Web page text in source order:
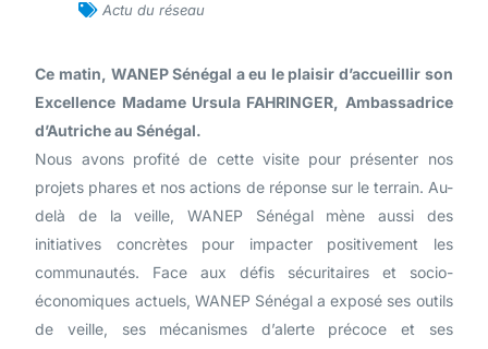
Actu du réseau
Ce matin, WANEP Sénégal a eu le plaisir d’accueillir son
Excellence Madame Ursula FAHRINGER, Ambassadrice
d’Autriche au Sénégal.
Nous avons profité de cette visite pour présenter nos
projets phares et nos actions de réponse sur le terrain. Au-
delà de la veille, WANEP Sénégal mène aussi des
initiatives concrètes pour impacter positivement les
communautés. Face aux défis sécuritaires et socio-
économiques actuels, WANEP Sénégal a exposé ses outils
de veille, ses mécanismes d’alerte précoce et ses